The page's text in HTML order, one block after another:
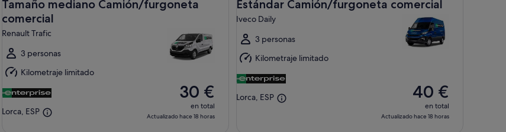
ago
al
dom,
ago
Tamaño mediano Camión/furgoneta
comercial
Renault Trafic
3 personas
Kilometraje limitado
Lorca, ESP
30 €
en total
Actualizado hace 18 horas
8
ago
al
dom,
9
ago
Estándar Camión/furgoneta comercial
Iveco Daily
3 personas
Kilometraje limitado
Lorca, ESP 40 €
en total
Actualizado hace 18 horas